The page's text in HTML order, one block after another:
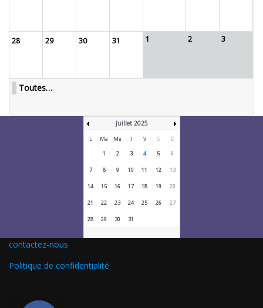
28 29 30 31 1 2 3
Toutes…
Juillet 2025
L Ma Me J V S
D
1
2 3 4 5 6
7 8 9 10 11 12 13
14 15 16 17 18 19 20
21 22 23 24 25 26 27
28 29 30 31
contactez-nous
Politique de confidentialité